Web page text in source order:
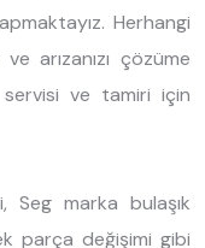
Herhangi
arızanızı çözüme
servisi ve tamiri için
Seg marka bulaşık
parça değişimi gibi